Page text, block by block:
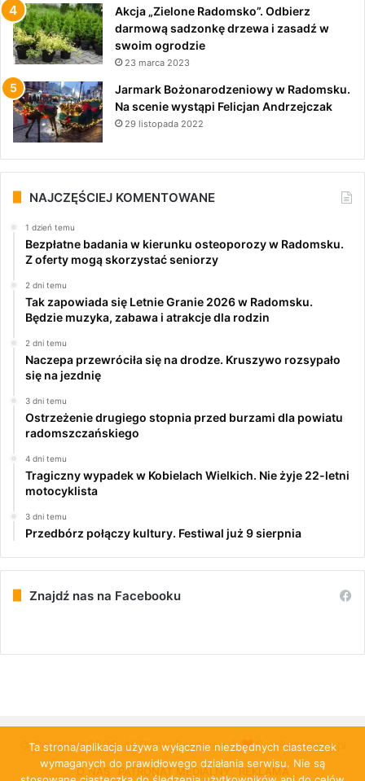
Akcja „Zielone Radomsko”. Odbierz
darmową sadzonkę drzewa i zasadź w
swoim ogrodzie
23 marca 2023
Jarmark Bożonarodzeniowy w Radomsku.
Na scenie wystąpi Felicjan Andrzejczak
29 listopada 2022
NAJCZĘŚCIEJ KOMENTOWANE
1 dzień temu
Bezpłatne badania w kierunku osteoporozy w Radomsku.
Z oferty mogą skorzystać seniorzy
2 dni temu
Tak zapowiada się Letnie Granie 2026 w Radomsku.
Będzie muzyka, zabawa i atrakcje dla rodzin
2 dni temu
Naczepa przewróciła się na drodze. Kruszywo rozsypało
się na jezdnię
3 dni temu
Ostrzeżenie drugiego stopnia przed burzami dla powiatu
radomszczańskiego
4 dni temu
Tragiczny wypadek w Kobielach Wielkich. Nie żyje 22-letni
motocyklista
3 dni temu
Przedbórz połączy kultury. Festiwal już 9 sierpnia
Znajdź nas na Facebooku
© Copyright 2026, All Rights Reserved | PulsRadomska.pl
O NAS PATRONAT MEDIALNY REKLAMA
Ta strona/aplikacja używa wyłącznie niezbędnych ciasteczek
wymaganych do prawidłowego działania serwisu. Nie są